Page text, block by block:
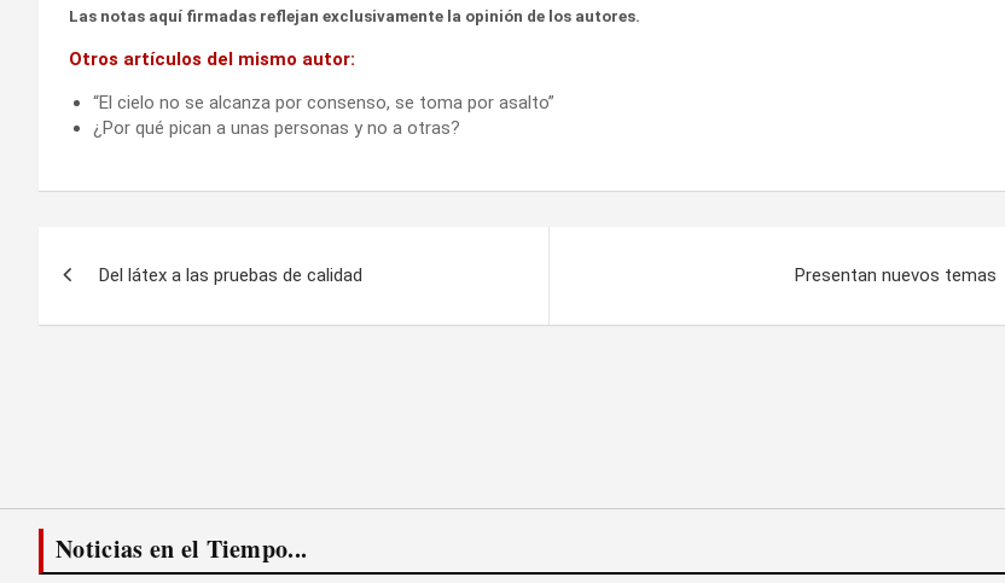
Las notas aquí firmadas reflejan exclusivamente la opinión de los autores.
Otros artículos del mismo autor:
“El cielo no se alcanza por consenso, se toma por asalto”
¿Por qué pican a unas personas y no a otras?
Del látex a las pruebas de calidad Presentan nuevos temas
Noticias en el Tiempo...